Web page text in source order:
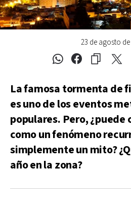
23 de agosto de
La famosa tormenta de
es uno de los eventos
populares. Pero, ¿puede
como un fenómeno
simplemente un mito?
año en la zona?